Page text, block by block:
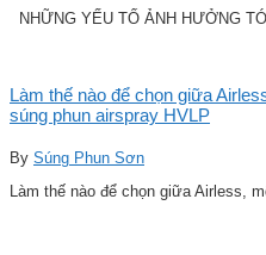
NHỮNG YẾU TỐ ẢNH HƯỞNG
Làm thế nào để chọn giữa
súng phun airspray HVLP
By Súng Phun Sơn
Làm thế nào để chọn giữa Airless,